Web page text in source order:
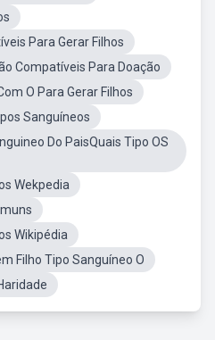
Para Gerar Filhos
Compatíveis Para Doação
O Para Gerar Filhos
Sanguíneos
Do PaisQuais Tipo OS
Wekpedia
Wikipédia
Filho Tipo Sanguíneo O